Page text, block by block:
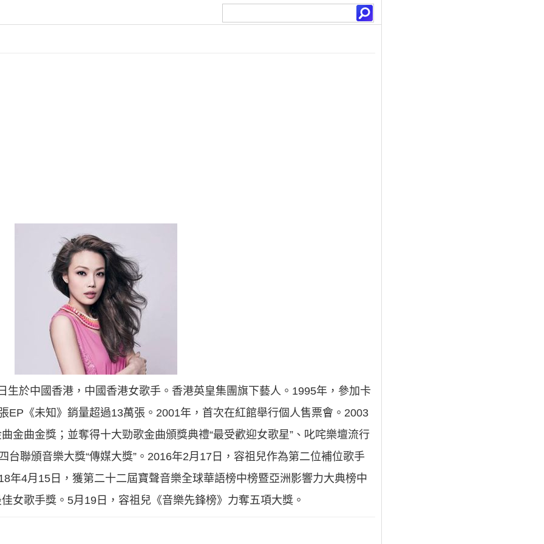
生於中國香港，中國香港女歌手。香港英皇集團旗下藝人。1995年，參加卡
EP《未知》銷量超過13萬張。2001年，首次在紅館舉行個人售票會。2003
金曲金獎；並奪得十大勁歌金曲頒獎典禮“最受歡迎女歌星”、叱咤樂壇流行
台聯頒音樂大獎“傳媒大獎”。2016年2月17日，容祖兒作為第二位補位歌手
年4月15日，獲第二十二屆寶聲音樂全球華語榜中榜暨亞洲影響力大典榜中
女歌手獎。5月19日，容祖兒《音樂先鋒榜》力奪五項大獎。